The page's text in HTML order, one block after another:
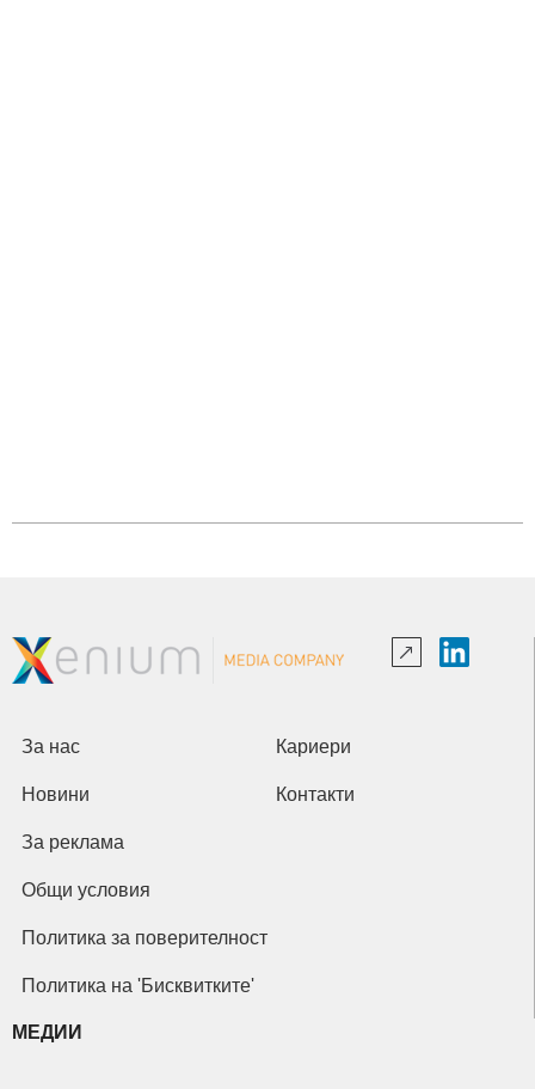
За нас Кариери
Новини Контакти
За реклама
Общи условия
Политика за поверителност
Политика на 'Бисквитките'
МЕДИИ